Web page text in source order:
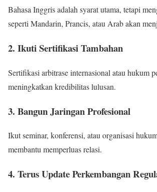
Bahasa Inggris adalah syarat utama, tetapi
seperti Mandarin, Prancis, atau Arab akan
2. Ikuti Sertifikasi Tambahan
Sertifikasi arbitrase internasional atau hukum
meningkatkan kredibilitas lulusan.
3. Bangun Jaringan Profesional
Ikut seminar, konferensi, atau organisasi
membantu memperluas relasi.
4. Terus Update Perkembangan